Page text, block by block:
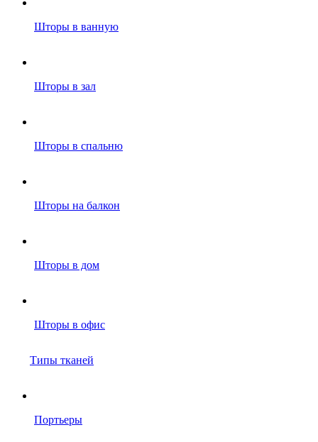
Шторы в ванную
Шторы в зал
Шторы в спальню
Шторы на балкон
Шторы в дом
Шторы в офис
Типы тканей
Портьеры